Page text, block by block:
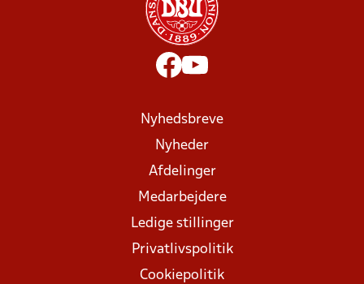
Nyhedsbreve
Nyheder
Afdelinger
Medarbejdere
Ledige stillinger
Privatlivspolitik
Cookiepolitik